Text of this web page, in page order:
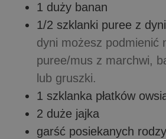
1 duży banan
1/2 szklanki puree z
dyni możesz podmienić
puree/mus z marchwi,
lub gruszki.
1 szklanka płatków
2 duże jajka
garść posiekanych